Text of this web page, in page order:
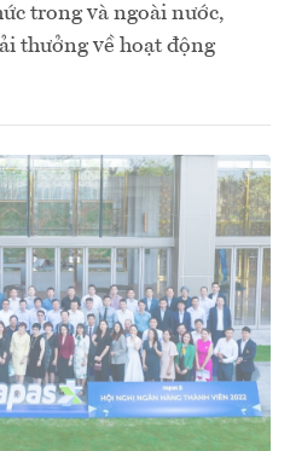
trong và ngoài nước,
thưởng về hoạt động